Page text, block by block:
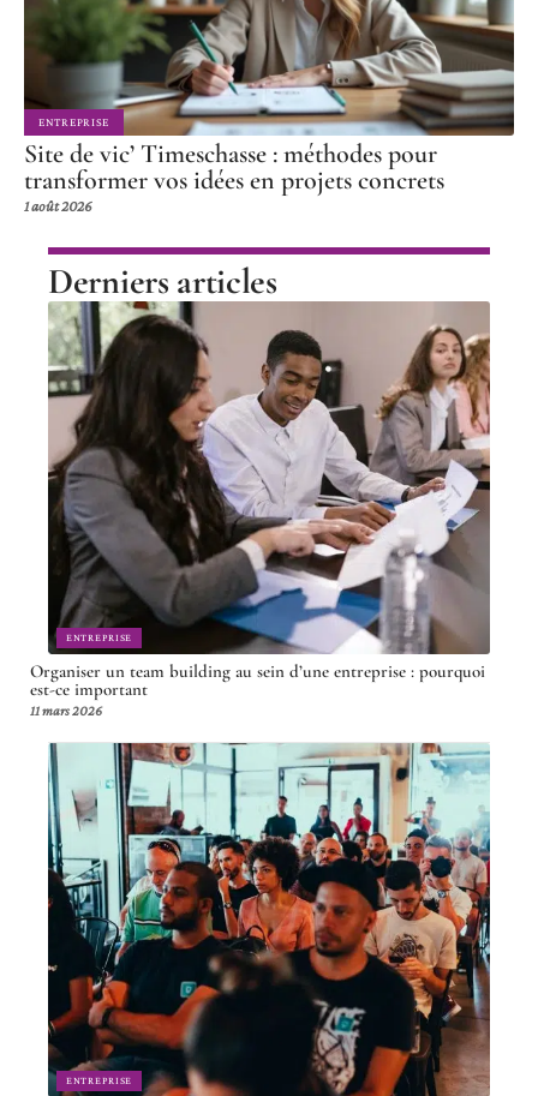
ENTREPRISE
Site de vic’ Timeschasse : méthodes pour
transformer vos idées en projets concrets
1 août 2026
Derniers articles
ENTREPRISE
Organiser un team building au sein d’une entreprise : pourquoi
est-ce important
11 mars 2026
ENTREPRISE